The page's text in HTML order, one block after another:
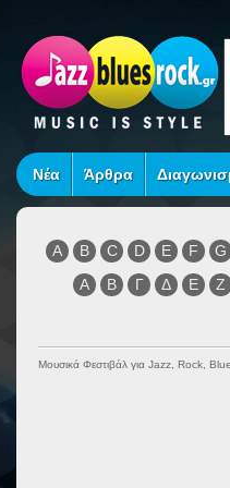
Νέα Άρθρα
A B C D E F G
Α
Β Γ Δ Ε Ζ
Μουσικά Φεστιβάλ για Jazz, Rock,